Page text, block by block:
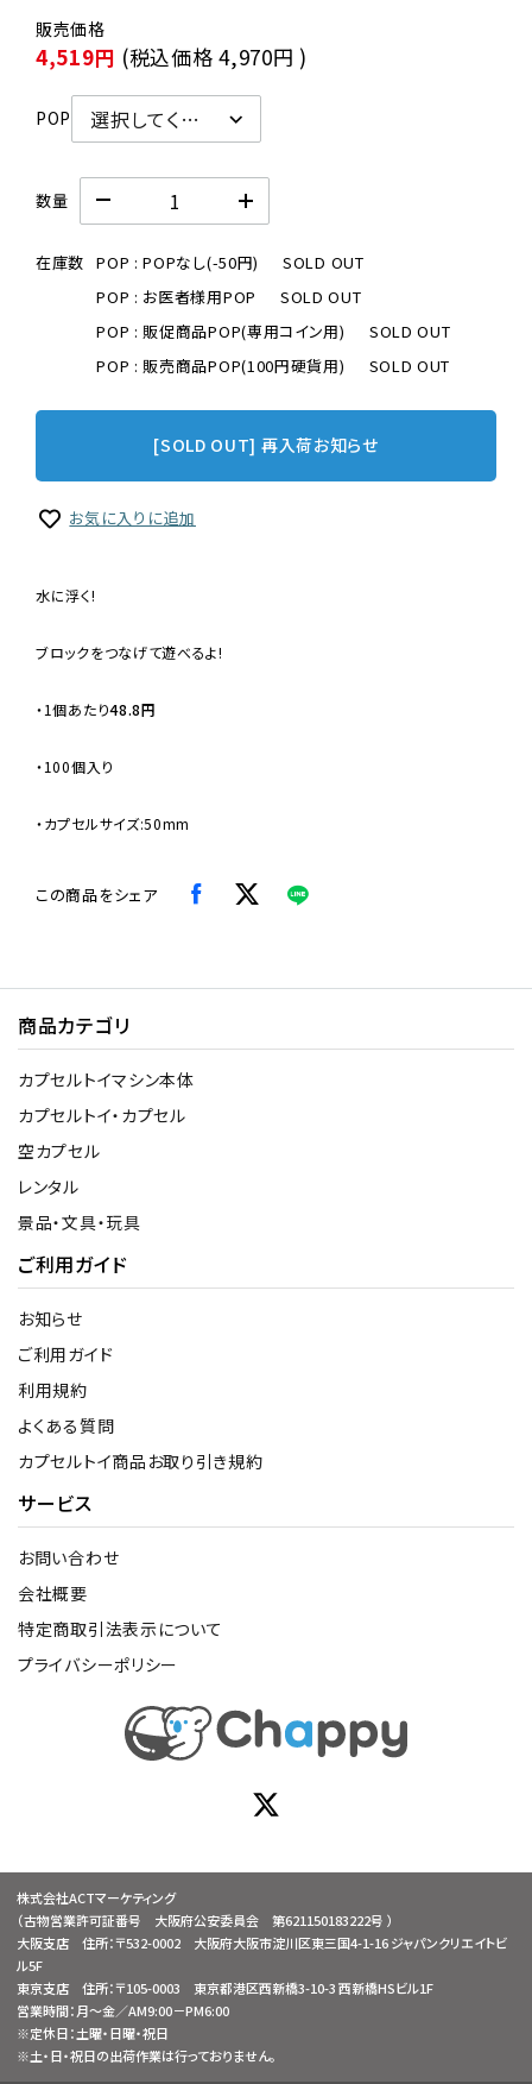
4,519円 (税込価格4,970円 )
POP
数量
在庫数 POP : POPなし(-50円)
SOLD OUT
POP : お医者様用POP
SOLD OUT
POP : 販促商品POP(専用コイン用)
SOLD OUT
POP : 販売商品POP(100円硬貨用)
SOLD OUT
[SOLD OUT] 再入荷お知らせ
お気に入りに追加
水に浮く!
ブロックをつなげて遊べるよ!
・1個あたり48.8円
・100個入り
・カプセルサイズ:50mm
この商品をシェア
商品カテゴリ
カプセルトイマシン本体
カプセルトイ・カプセル
空カプセル
レンタル
景品・文具・玩具
ご利用ガイド
お知らせ
ご利用ガイド
利用規約
よくある質問
カプセルトイ商品お取り引き規約
サービス
お問い合わせ
会社概要
特定商取引法表示について
プライバシーポリシー
株式会社ACTマーケティング
（古物営業許可証番号 大阪府公安委員会 第621150183222号 ）
大阪支店 住所：〒532-0002 大阪府大阪市淀川区東三国4-1-16 ジャパンクリエイトビ
ル5F
東京支店 住所：〒105-0003 東京都港区西新橋3-10-3 西新橋HSビル1F
営業時間：月～金／AM9:00－PM6:00
※定休日：土曜・日曜・祝日
※土・日・祝日の出荷作業は行っておりません。